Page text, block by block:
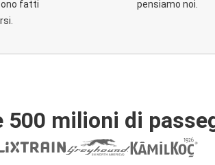
fatti
pensiamo noi.
500 milioni di